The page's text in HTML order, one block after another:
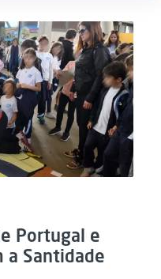
Portugal e
a Santidade